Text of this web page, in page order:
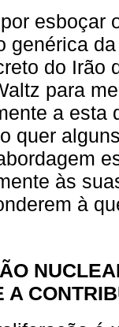
esboçar
genérica
do Irão
para
a esta
quer
às
à
A